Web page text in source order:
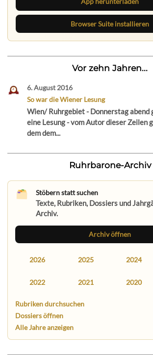
Browser Suite installieren
Vor zehn Jahren...
6. August 2016
So war die Wiener Lesung
Wien/ Ruhrgebiet - Donnerstag abend
eine Lesung - vom Autor dieser Zeilen
dem dem...
Ruhrbarone-Archiv
Stöbern statt suchen
Texte, Rubriken, Dossiers und
Archiv.
Archiv öffnen
2026 2025 2024
2022 2021 2020
Rubriken durchsuchen
Dossiers öffnen
Alle Jahre anzeigen